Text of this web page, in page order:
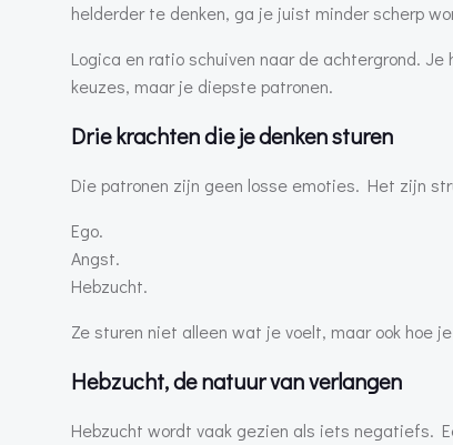
helderder te denken, ga je juist minder scherp
Logica en ratio schuiven naar de achtergrond.
keuzes, maar je diepste patronen.
Drie krachten die je denken sturen
Die patronen zijn geen losse emoties. Het zijn
Ego.
Angst.
Hebzucht.
Ze sturen niet alleen wat je voelt, maar ook hoe
Hebzucht, de natuur van verlangen
Hebzucht wordt vaak gezien als iets negatiefs.